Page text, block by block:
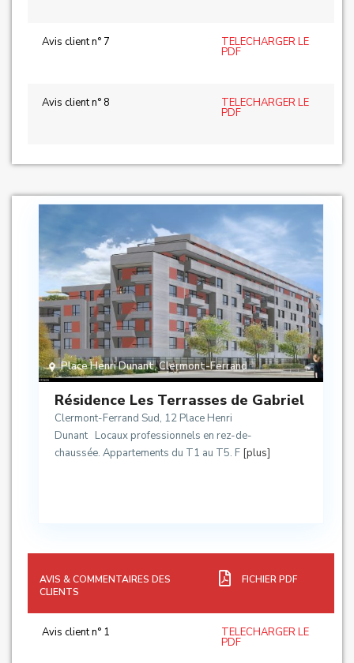
Avis client n° 7 TELECHARGER LE
PDF
Avis client n° 8 TELECHARGER LE
PDF
Place Henri Dunant,Clermont-Ferrand
Résidence Les Terrasses de Gabriel
Clermont-Ferrand Sud, 12 Place Henri
Dunant Locaux professionnels en rez-de-
chaussée. Appartements du T1 au T5. F [plus]
AVIS & COMMENTAIRES DES
CLIENTS
FICHIER PDF
Avis client n° 1 TELECHARGER LE
PDF